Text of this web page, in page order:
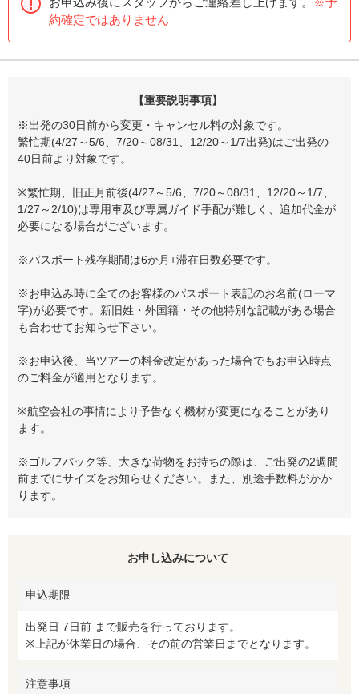
約確定ではありません
【重要説明事項】
※出発の30日前から変更・キャンセル料の対象です。
繁忙期(4/27～5/6、7/20～08/31、12/20～1/7出発)はご出発の
40日前より対象です。
※繁忙期、旧正月前後(4/27～5/6、7/20～08/31、12/20～1/7、
1/27～2/10)は専用車及び専属ガイド手配が難しく、追加代金が
必要になる場合がございます。
※パスポート残存期間は6か月+滞在日数必要です。
※お申込み時に全てのお客様のパスポート表記のお名前(ローマ
字)が必要です。新旧姓・外国籍・その他特別な記載がある場合
も合わせてお知らせ下さい。
※お申込後、当ツアーの料金改定があった場合でもお申込時点
のご料金が適用となります。
※航空会社の事情により予告なく機材が変更になることがあり
ます。
※ゴルフバック等、大きな荷物をお持ちの際は、ご出発の2週間
前までにサイズをお知らせください。また、別途手数料がかか
ります。
お申し込みについて
申込期限
出発日 7日前 まで販売を行っております。
※上記が休業日の場合、その前の営業日までとなります。
注意事項